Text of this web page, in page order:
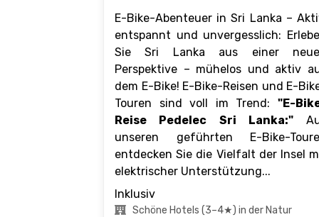
E-Bike-Abenteuer in Sri Lanka –
entspannt und unvergesslich:
Sie Sri Lanka aus einer
Perspektive – mühelos und aktiv
dem E-Bike! E-Bike-Reisen und E-
Touren sind voll im Trend: "E-
Reise Pedelec Sri Lanka:"
unseren geführten E-Bike-
entdecken Sie die Vielfalt der Insel
elektrischer Unterstützung...
Inklusiv
Schöne Hotels (3–4★) in der Natur